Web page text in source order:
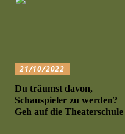
21/10/2022
Du träumst davon,
Schauspieler zu werden?
Geh auf die Theaterschule